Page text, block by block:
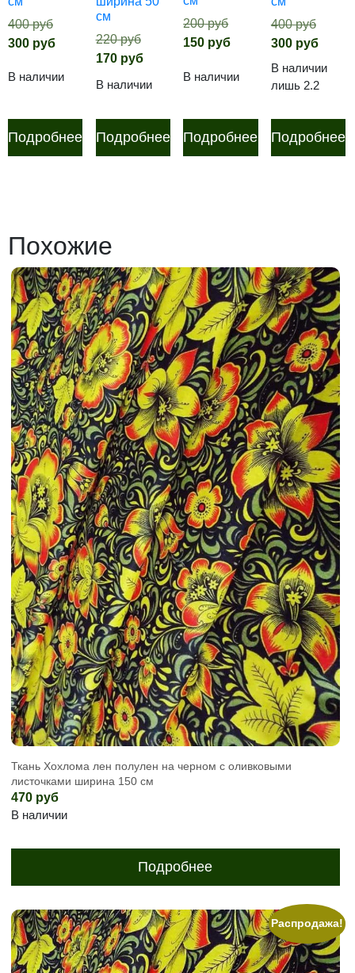
400рубПервоначальная
цена
составляла
400
300 рубТекущая
300
В наличии
Подробнее
см
220рубПервоначальная
цена
составляла
170рубТекущая
В наличии
Подробнее
200рубПервоначальная
цена
составляла
200
150 рубТекущая
150
В наличии
Подробнее
400руб
цена
400
300руб
300
В наличии
лишь 2.2
Подробнее
Похожие
Ткань Хохлома лен полулен на черном с оливковыми
листочками ширина 150 см
470руб
В наличии
Подробнее
Распродажа!